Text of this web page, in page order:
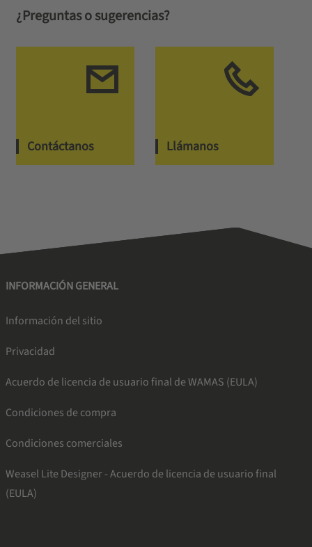
¿Preguntas o sugerencias?
Contáctanos Llámanos
INFORMACIÓN GENERAL
Información del sitio
Privacidad
Acuerdo de licencia de usuario final de WAMAS (EULA)
Condiciones de compra
Condiciones comerciales
Weasel Lite Designer - Acuerdo de licencia de usuario final
(EULA)